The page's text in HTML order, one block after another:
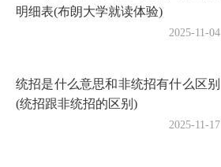
明细表(布朗大学就读体验)
2025-11-04
统招是什么意思和非统招有什么区别
(统招跟非统招的区别)
2025-11-17